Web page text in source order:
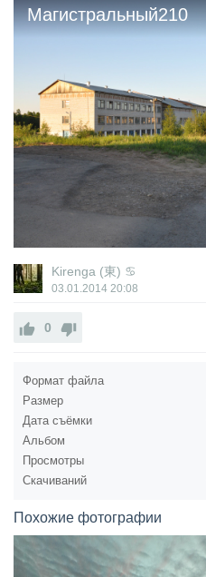
Магистральный210
Kirenga (東) ♋
03.01.2014 20:08
0
Формат файла
Размер
Дата съёмки
Альбом
Просмотры
Скачиваний
Похожие фотографии